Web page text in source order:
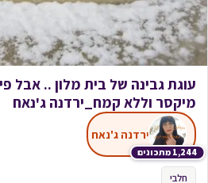
עוגת גבינה של בית מלון .. אבל
מיקסר וללא קמח_ירדנה ג'נאח
1,244 מתכונים
ירדנה ג'נאח
חלבי